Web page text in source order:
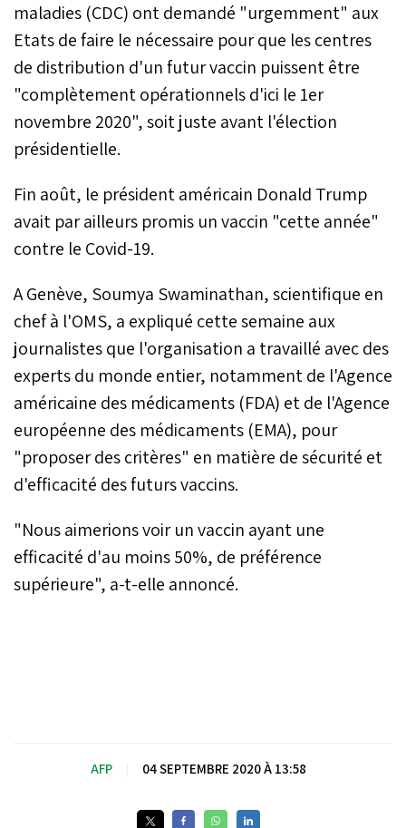
maladies (CDC) ont demandé "urgemment" aux
Etats de faire le nécessaire pour que les centres
de distribution d'un futur vaccin puissent être
"complètement opérationnels d'ici le 1er
novembre 2020", soit juste avant l'élection
présidentielle.
Fin août, le président américain Donald Trump
avait par ailleurs promis un vaccin "cette année"
contre le Covid-19.
A Genève, Soumya Swaminathan, scientifique en
chef à l'OMS, a expliqué cette semaine aux
journalistes que l'organisation a travaillé avec des
experts du monde entier, notamment de l'Agence
américaine des médicaments (FDA) et de l'Agence
européenne des médicaments (EMA), pour
"proposer des critères" en matière de sécurité et
d'efficacité des futurs vaccins.
"Nous aimerions voir un vaccin ayant une
efficacité d'au moins 50%, de préférence
supérieure", a-t-elle annoncé.
AFP 04 SEPTEMBRE 2020 À 13:58